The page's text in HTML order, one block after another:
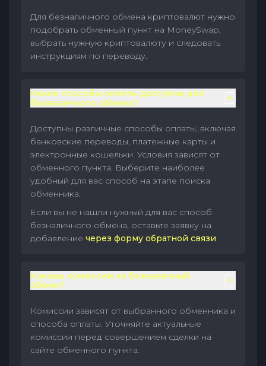
Для безналичного обмена криптовалют нужно
подобрать обменный пункт на MoneySwap,
выбрать нужную криптовалюту и следовать
инструкциям по переводу.
Какие способы оплаты доступны для
безналичного обмена?
Доступны различные способы оплаты, включая
банковские переводы, платежные карты и
электронные кошельки. Условия зависят от
обменного пункта. Выберите наиболее
удобный для вас способ на этапе поиска
обменника.
Если вы не нашли нужный для вас способ
безналичного обмена, оставьте заявку на
добавление через форму обратной связи.
Каковы комиссии за безналичный
обмен?
Комиссии зависят от выбранного обменника и
способа оплаты. Уточняйте актуальные
комиссии перед совершением сделки на
сайте обменного пункта.